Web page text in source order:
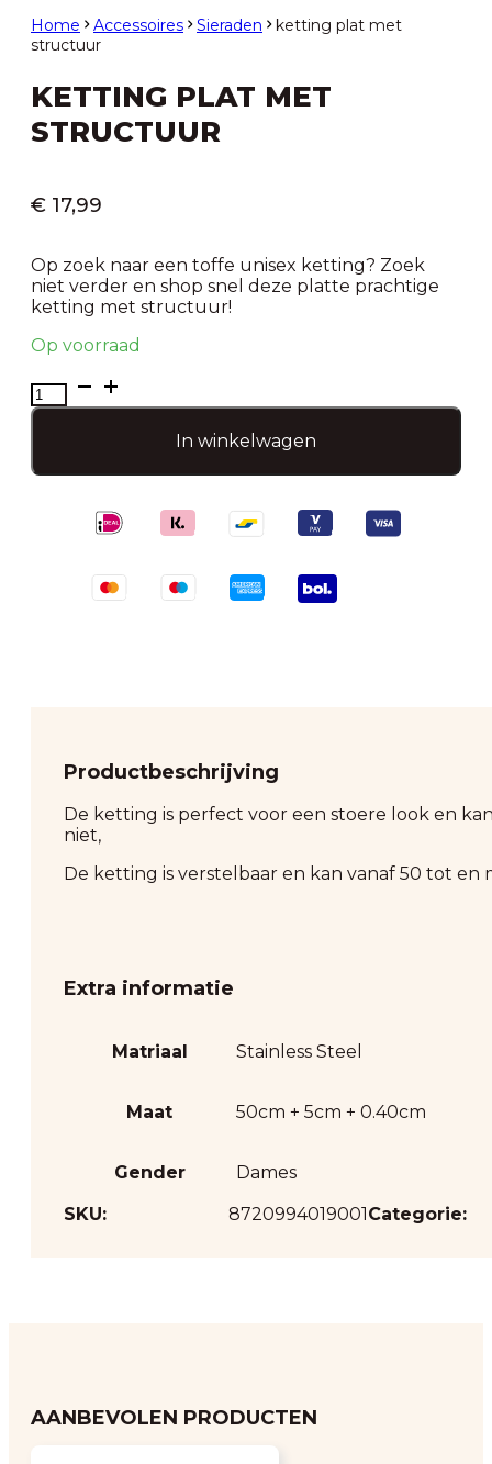
Home Accessoires Sieraden
ketting plat met
structuur
KETTING PLAT MET
STRUCTUUR
€ 17,99
Op zoek naar een toffe unisex ketting? Zoek
niet verder en shop snel deze platte prachtige
ketting met structuur!
Op voorraad
ketting
plat
In winkelwagen
Productbeschrijving
De ketting is perfect voor een stoere look en
niet,
De ketting is verstelbaar en kan vanaf 50 tot en
Extra informatie
Matriaal Stainless Steel
Maat 50cm + 5cm + 0.40cm
Gender
Dames
SKU:
8720994019001Categorie:
AANBEVOLEN PRODUCTEN